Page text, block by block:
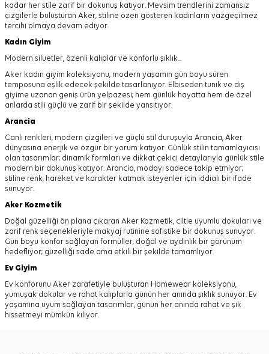
kadar her stile zarif bir dokunuş katıyor. Mevsim trendlerini zamansız
çizgilerle buluşturan Aker, stiline özen gösteren kadınların vazgeçilmez
tercihi olmaya devam ediyor.
Kadın Giyim
Modern siluetler, özenli kalıplar ve konforlu şıklık...
Aker kadın giyim koleksiyonu, modern yaşamın gün boyu süren
temposuna eşlik edecek şekilde tasarlanıyor. Elbiseden tunik ve dış
giyime uzanan geniş ürün yelpazesi; hem günlük hayatta hem de özel
anlarda stili güçlü ve zarif bir şekilde yansıtıyor.
Arancia
Canlı renkleri, modern çizgileri ve güçlü stil duruşuyla Arancia, Aker
dünyasına enerjik ve özgür bir yorum katıyor. Günlük stilin tamamlayıcısı
olan tasarımlar; dinamik formları ve dikkat çekici detaylarıyla günlük stile
modern bir dokunuş katıyor. Arancia, modayı sadece takip etmiyor;
stiline renk, hareket ve karakter katmak isteyenler için iddialı bir ifade
sunuyor.
Aker Kozmetik
Doğal güzelliği ön plana çıkaran Aker Kozmetik, ciltle uyumlu dokuları ve
zarif renk seçenekleriyle makyaj rutinine sofistike bir dokunuş sunuyor.
Gün boyu konfor sağlayan formüller, doğal ve aydınlık bir görünüm
hedefliyor; güzelliği sade ama etkili bir şekilde tamamlıyor.
Ev Giyim
Ev konforunu Aker zarafetiyle buluşturan Homewear koleksiyonu,
yumuşak dokular ve rahat kalıplarla günün her anında şıklık sunuyor. Ev
yaşamına uyum sağlayan tasarımlar, günün her anında rahat ve şık
hissetmeyi mümkün kılıyor.